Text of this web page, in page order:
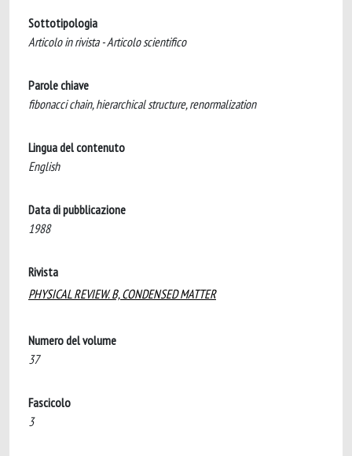
Sottotipologia
Articolo in rivista - Articolo scientifico
Parole chiave
fibonacci chain, hierarchical structure, renormalization
Lingua del contenuto
English
Data di pubblicazione
1988
Rivista
PHYSICAL REVIEW. B, CONDENSED MATTER
Numero del volume
37
Fascicolo
3